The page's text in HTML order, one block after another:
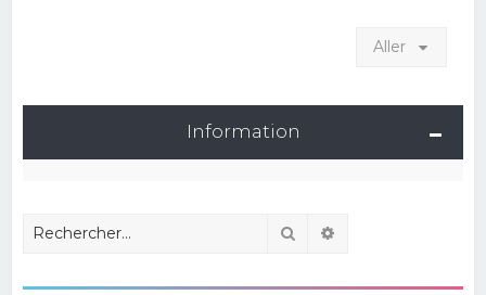
Aller
Information
Rechercher